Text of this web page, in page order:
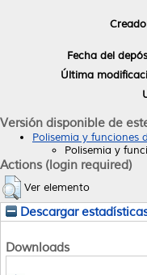
Fecha del
Última
Versión disponible de
Polisemia y funciones
Polisemia y
Actions (login required)
Ver elemento
Descargar
Downloads